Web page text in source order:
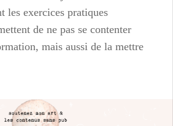
les exercices pratiques
de ne pas se contenter
mais aussi de la mettre